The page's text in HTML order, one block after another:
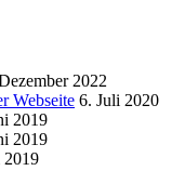
2022
Webseite 6. Juli 2020
2019
2019
2019